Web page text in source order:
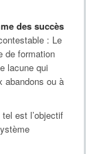
des succès
: Le
de formation
lacune qui
abandons ou à
est l’objectif